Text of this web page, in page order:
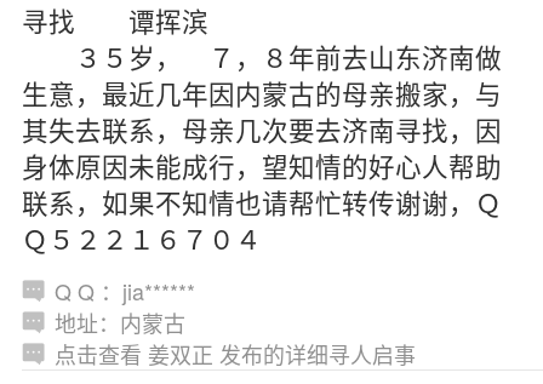
寻找 谭挥滨
３５岁， ７，８年前去山东济南做
生意，最近几年因内蒙古的母亲搬家，与
其失去联系，母亲几次要去济南寻找，因
身体原因未能成行，望知情的好心人帮助
联系，如果不知情也请帮忙转传谢谢，Ｑ
Ｑ５２２１６７０４
Q Q ：jia******
地址：内蒙古
点击查看 姜双正 发布的详细寻人启事